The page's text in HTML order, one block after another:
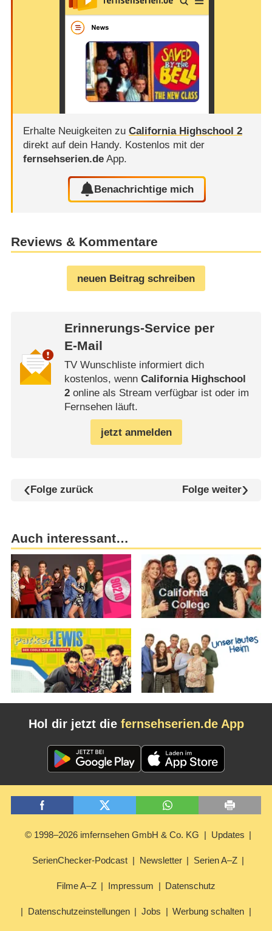
Erhalte Neuigkeiten zu California Highschool 2
direkt auf dein Handy. Kostenlos mit der
fernsehserien.deApp.
Benachrichtige mich
Reviews & Kommentare
neuen Beitrag schreiben
Erinnerungs-Service per
E-Mail
TV Wunschliste informiert dich
kostenlos, wenn California Highschool
2online als Stream verfügbar ist oder im
Fernsehen läuft.
jetzt anmelden
Folge zurück Folge weiter
Auch interessant…
Hol dir jetzt die fernsehserien.de App
© 1998–2026 imfernsehen GmbH & Co. KG Updates
SerienChecker-Podcast Newsletter Serien A–Z
Filme A–Z Impressum Datenschutz
Datenschutzeinstellungen Jobs Werbung schalten